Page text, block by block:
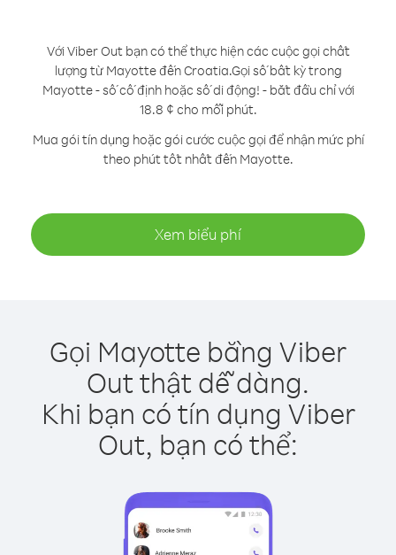
Với Viber Out bạn có thể thực hiện các cuộc gọi chất
lượng từ Mayotte đến Croatia.Gọi số bất kỳ trong
Mayotte - số cố định hoặc số di động! - bắt đầu chỉ với
18.8 ¢ cho mỗi phút.
Mua gói tín dụng hoặc gói cước cuộc gọi để nhận mức phí
theo phút tốt nhất đến Mayotte.
Xem biểu phí
Gọi Mayotte bằng Viber
Out thật dễ dàng.
Khi bạn có tín dụng Viber
Out, bạn có thể: